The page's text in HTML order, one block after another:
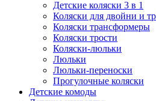
Детские коляски 3 в 1
Коляски для двойни и
Коляски трансформеры
Коляски трости
Коляски-люльки
Люльки
Люльки-переноски
Прогулочные коляски
Детские комоды